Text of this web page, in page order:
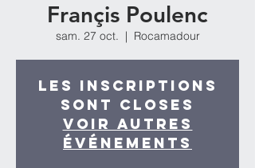
Françis Poulenc
sam. 27 oct.
  |
Rocamadour
Les inscriptions
sont closes
Voir autres
événements